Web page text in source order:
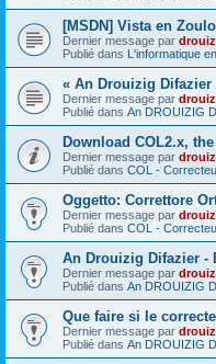
[MSDN] Vista en
Dernier message par
Publié dans L'informatique
« An Drouizig Difazier
Dernier message par
Publié dans An DROUIZIG
Download COL2.x,
Dernier message par
Publié dans COL -
Oggetto: Correttore
Dernier message par
Publié dans COL -
An Drouizig Difazier -
Dernier message par
Publié dans An DROUIZIG
Que faire si le
Dernier message par
Publié dans An DROUIZIG